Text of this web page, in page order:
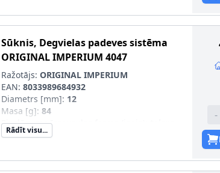
Sūknis, Degvielas padeves sistēma
ORIGINAL IMPERIUM 4047
Ražotājs: ORIGINAL IMPERIUM
EAN: 8033989684932
Diametrs [mm]: 12
Masa [g]: 84
Pieslēguma īscaurules forma (ieeja)
Pieslēguma īscaurules forma (izeja)
Rādīt visu...
-